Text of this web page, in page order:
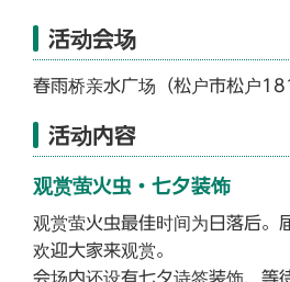
活动会场
春雨桥亲水广场（松户市松户
活动内容
观赏萤火虫・七夕装饰
观赏萤火虫最佳时间为日落后。
欢迎大家来观赏。
会场内还设有七夕诗签装饰，等